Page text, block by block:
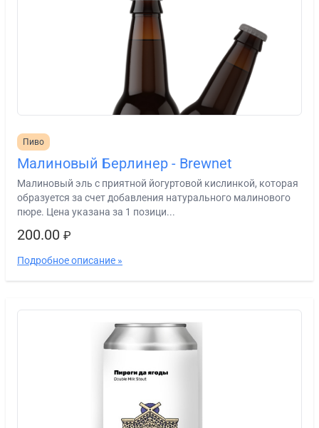
Пиво
Малиновый Берлинер - Brewnet
Малиновый эль с приятной йогуртовой кислинкой, которая
образуется за счет добавления натурального малинового
пюре. Цена указана за 1 позици...
200.00 ₽
Подробное описание »